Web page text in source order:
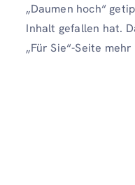
„Daumen hoch“
Inhalt gefallen hat.
„Für Sie“-Seite